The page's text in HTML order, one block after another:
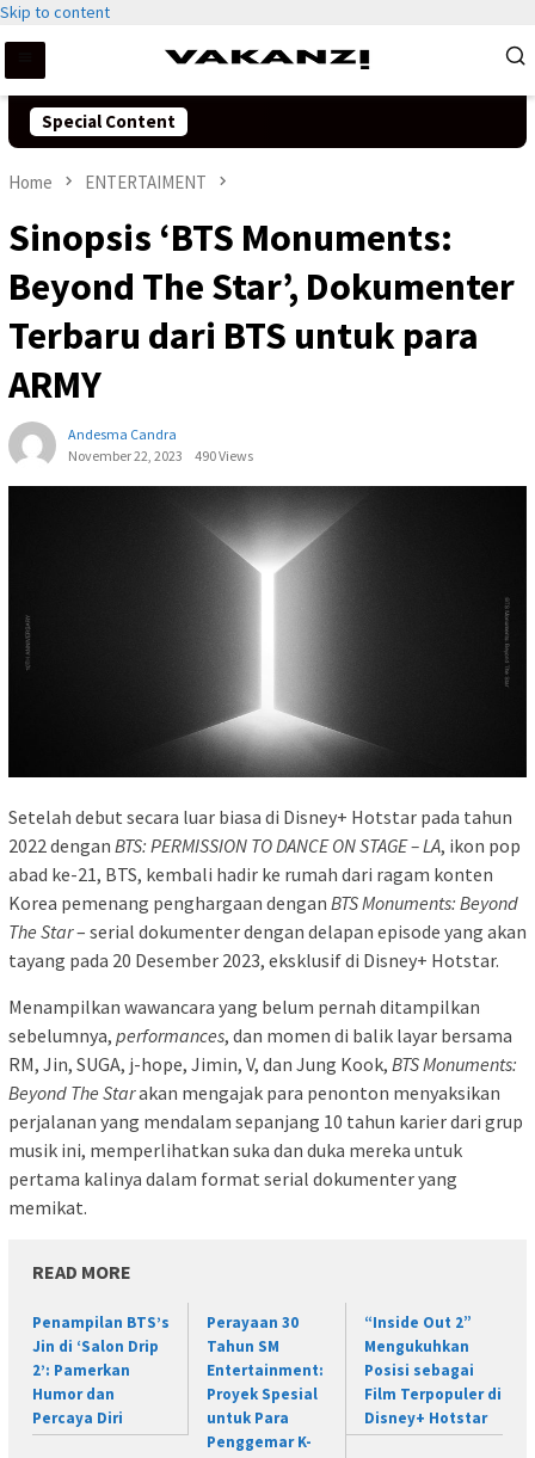
Skip to content
Special Content
Home ENTERTAIMENT
Sinopsis ‘BTS Monuments:
Beyond The Star’, Dokumenter
Terbaru dari BTS untuk para
ARMY
Andesma Candra
November 22, 2023
490 Views
Setelah debut secara luar biasa di Disney+ Hotstar pada tahun
2022 dengan BTS: PERMISSION TO DANCE ON STAGE – LA, ikon pop
abad ke-21, BTS, kembali hadir ke rumah dari ragam konten
Korea pemenang penghargaan dengan BTS Monuments: Beyond
The Star– serial dokumenter dengan delapan episode yang akan
tayang pada 20 Desember 2023, eksklusif di Disney+ Hotstar.
Menampilkan wawancara yang belum pernah ditampilkan
sebelumnya, performances, dan momen di balik layar bersama
RM, Jin, SUGA, j-hope, Jimin, V, dan Jung Kook, BTS Monuments:
Beyond The Starakan mengajak para penonton menyaksikan
perjalanan yang mendalam sepanjang 10 tahun karier dari grup
musik ini, memperlihatkan suka dan duka mereka untuk
pertama kalinya dalam format serial dokumenter yang
memikat.
READ MORE
Penampilan BTS’s
Jin di ‘Salon Drip
2’: Pamerkan
Humor dan
Percaya Diri
Perayaan 30
Tahun SM
Entertainment:
Proyek Spesial
untuk Para
Penggemar K-
“Inside Out 2”
Mengukuhkan
Posisi sebagai
Film Terpopuler di
Disney+ Hotstar